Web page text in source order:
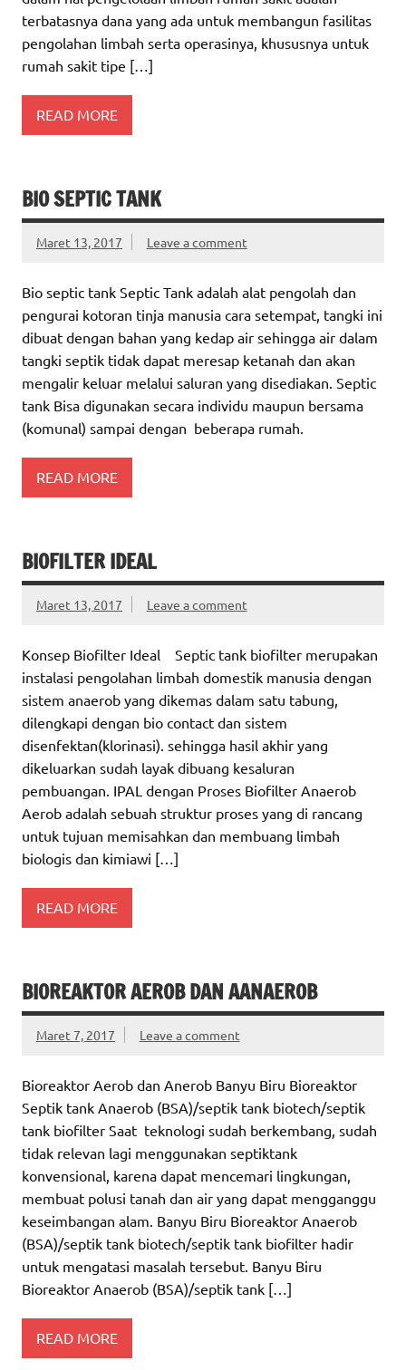
terbatasnya dana yang ada untuk membangun fasilitas
pengolahan limbah serta operasinya, khususnya untuk
rumah sakit tipe […]
READ MORE
BIO SEPTIC TANK
Maret 13, 2017 Leave a comment
Bio septic tank Septic Tank adalah alat pengolah dan
pengurai kotoran tinja manusia cara setempat, tangki ini
dibuat dengan bahan yang kedap air sehingga air dalam
tangki septik tidak dapat meresap ketanah dan akan
mengalir keluar melalui saluran yang disediakan. Septic
tank Bisa digunakan secara individu maupun bersama
(komunal) sampai dengan beberapa rumah.
READ MORE
BIOFILTER IDEAL
Maret 13, 2017 Leave a comment
Konsep Biofilter Ideal Septic tank biofilter merupakan
instalasi pengolahan limbah domestik manusia dengan
sistem anaerob yang dikemas dalam satu tabung,
dilengkapi dengan bio contact dan sistem
disenfektan(klorinasi). sehingga hasil akhir yang
dikeluarkan sudah layak dibuang kesaluran
pembuangan. IPAL dengan Proses Biofilter Anaerob
Aerob adalah sebuah struktur proses yang di rancang
untuk tujuan memisahkan dan membuang limbah
biologis dan kimiawi […]
READ MORE
BIOREAKTOR AEROB DAN AANAEROB
Maret 7, 2017 Leave a comment
Bioreaktor Aerob dan Anerob Banyu Biru Bioreaktor
Septik tank Anaerob (BSA)/septik tank biotech/septik
tank biofilter Saat teknologi sudah berkembang, sudah
tidak relevan lagi menggunakan septiktank
konvensional, karena dapat mencemari lingkungan,
membuat polusi tanah dan air yang dapat mengganggu
keseimbangan alam. Banyu Biru Bioreaktor Anaerob
(BSA)/septik tank biotech/septik tank biofilter hadir
untuk mengatasi masalah tersebut. Banyu Biru
Bioreaktor Anaerob (BSA)/septik tank […]
READ MORE